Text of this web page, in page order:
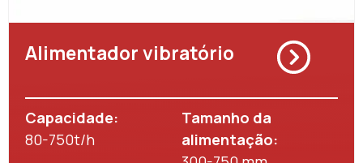
Alimentador vibratório
Capacidade:
80-750t/h
Tamanho da
alimentação: